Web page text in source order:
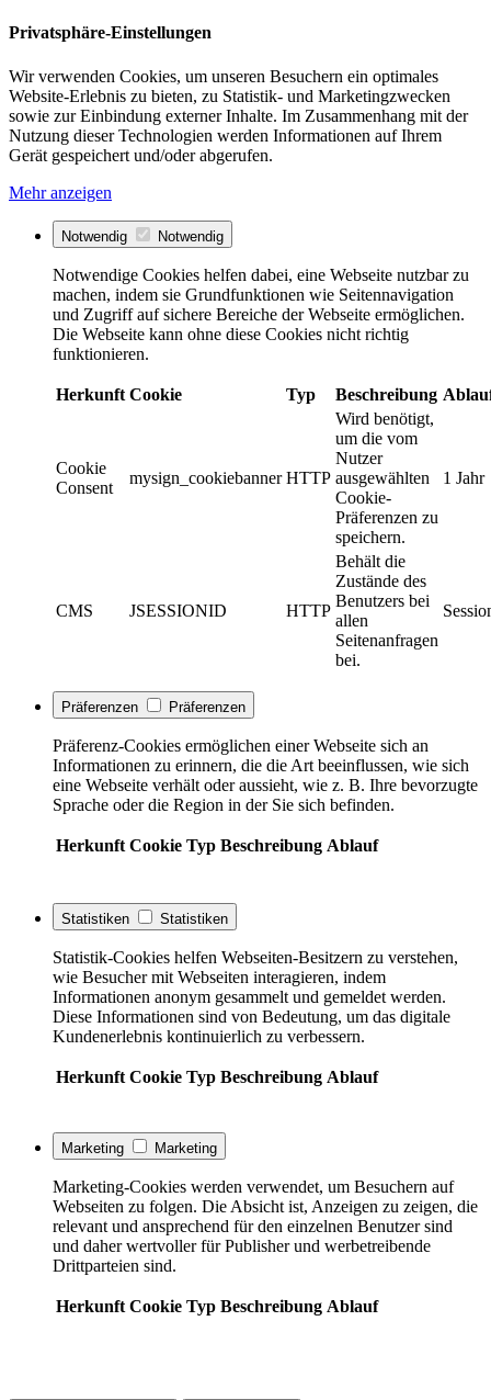
Privatsphäre-Einstellungen
Wir verwenden Cookies, um unseren Besuchern ein optimales
Website-Erlebnis zu bieten, zu Statistik- und Marketingzwecken
sowie zur Einbindung externer Inhalte. Im Zusammenhang mit der
Nutzung dieser Technologien werden Informationen auf Ihrem
Gerät gespeichert und/oder abgerufen.
Mehr anzeigen
Notwendig Notwendig
Notwendige Cookies helfen dabei, eine Webseite nutzbar zu
machen, indem sie Grundfunktionen wie Seitennavigation
und Zugriff auf sichere Bereiche der Webseite ermöglichen.
Die Webseite kann ohne diese Cookies nicht richtig
funktionieren.
Herkunft Cookie Typ Beschreibung
Cookie
Consent
mysign_cookiebanner HTTP
Wird benötigt,
um die vom
Nutzer
ausgewählten
Cookie-
Präferenzen zu
speichern.
1 Jahr
CMS JSESSIONID HTTP
Behält die
Zustände des
Benutzers bei
allen
Seitenanfragen
bei.
Präferenzen Präferenzen
Präferenz-Cookies ermöglichen einer Webseite sich an
Informationen zu erinnern, die die Art beeinflussen, wie sich
eine Webseite verhält oder aussieht, wie z. B. Ihre bevorzugte
Sprache oder die Region in der Sie sich befinden.
Herkunft Cookie Typ Beschreibung Ablauf
Statistiken Statistiken
Statistik-Cookies helfen Webseiten-Besitzern zu verstehen,
wie Besucher mit Webseiten interagieren, indem
Informationen anonym gesammelt und gemeldet werden.
Diese Informationen sind von Bedeutung, um das digitale
Kundenerlebnis kontinuierlich zu verbessern.
Herkunft Cookie Typ Beschreibung Ablauf
Marketing Marketing
Marketing-Cookies werden verwendet, um Besuchern auf
Webseiten zu folgen. Die Absicht ist, Anzeigen zu zeigen, die
relevant und ansprechend für den einzelnen Benutzer sind
und daher wertvoller für Publisher und werbetreibende
Drittparteien sind.
Herkunft Cookie Typ Beschreibung Ablauf